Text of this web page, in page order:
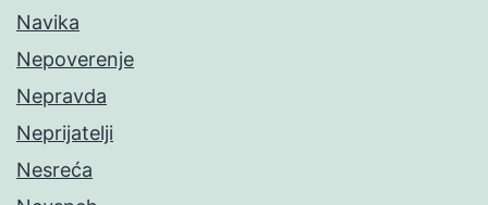
Navika
Nepoverenje
Nepravda
Neprijatelji
Nesreća